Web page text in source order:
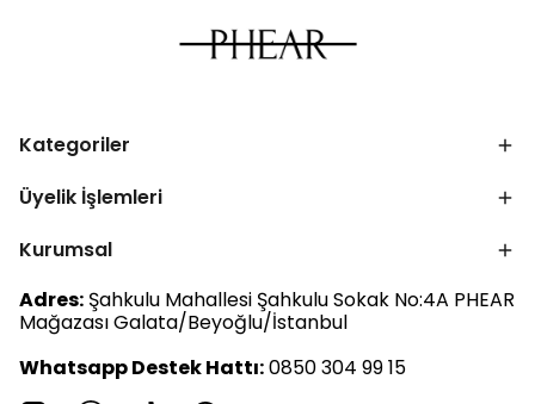
Kategoriler
Üyelik İşlemleri
Kurumsal
Adres: Şahkulu Mahallesi Şahkulu Sokak No:4A PHEAR
Mağazası Galata/Beyoğlu/İstanbul
Whatsapp Destek Hattı:0850 304 99 15